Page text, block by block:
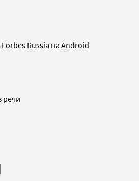
Russia на Android
речи